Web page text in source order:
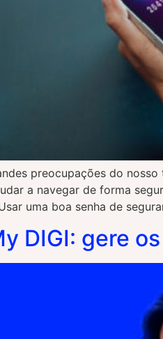
preocupações do
a navegar de forma
uma boa senha de
DIGI: gere